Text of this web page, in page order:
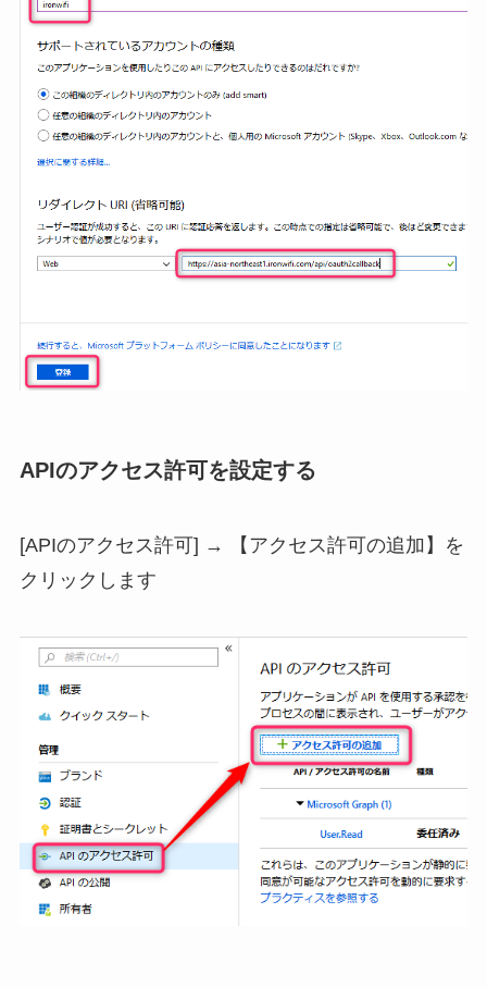
APIのアクセス許可を設定する
[APIのアクセス許可] → 【アクセス許可の追加】を
クリックします